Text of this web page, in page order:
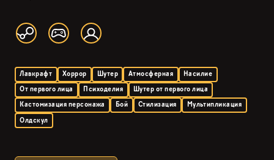
Лавкрафт Хоррор Шутер Атмосферная
Насилие
От первого лица
Психоделия
Шутер от первого лица
Кастомизация персонажа
Бой Стилизация
Мультипликация
Олдскул